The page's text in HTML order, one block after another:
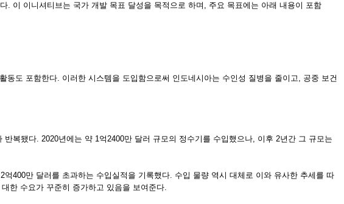
이 이니셔티브는 국가 개발 목표 달성을 목적으로 하며, 주요 목표에는 아래 내용이 포함
도 포함한다. 이러한 시스템을 도입함으로써 인도네시아는 수인성 질병을 줄이고, 공중 보건
복됐다. 2020년에는 약 1억2400만 달러 규모의 정수기를 수입했으나, 이후 2년간 그 규모는
400만 달러를 초과하는 수입실적을 기록했다. 수입 물량 역시 대체로 이와 유사한 추세를 따
한 수요가 꾸준히 증가하고 있음을 보여준다.